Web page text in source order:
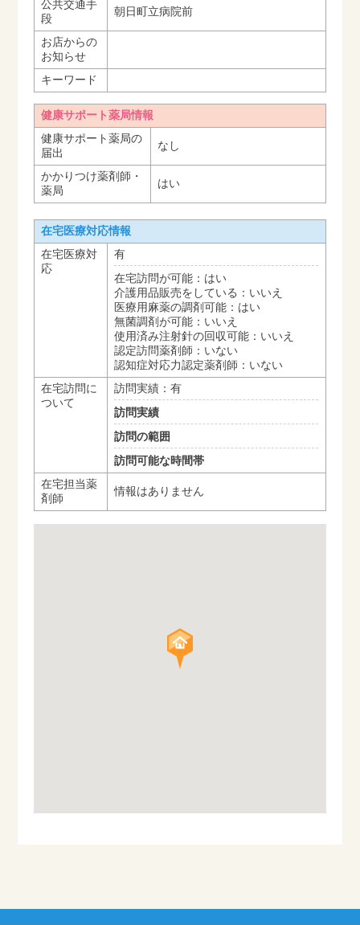
公共交通手
段
朝日町立病院前
お店からの
お知らせ
キーワード
健康サポート薬局情報
健康サポート薬局の
届出
なし
かかりつけ薬剤師・
薬局
はい
在宅医療対応情報
在宅医療対
応
有
在宅訪問が可能：はい
介護用品販売をしている：いいえ
医療用麻薬の調剤可能：はい
無菌調剤が可能：いいえ
使用済み注射針の回収可能：いいえ
認定訪問薬剤師：いない
認知症対応力認定薬剤師：いない
在宅訪問に
ついて
訪問実績：有
訪問実績
訪問の範囲
訪問可能な時間帯
在宅担当薬
剤師
情報はありません